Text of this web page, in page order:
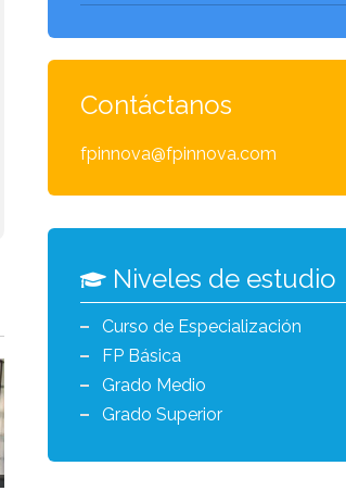
Contáctanos
fpinnova@fpinnova.com
Niveles de estudio
Curso de Especialización
FP Básica
Grado Medio
Grado Superior